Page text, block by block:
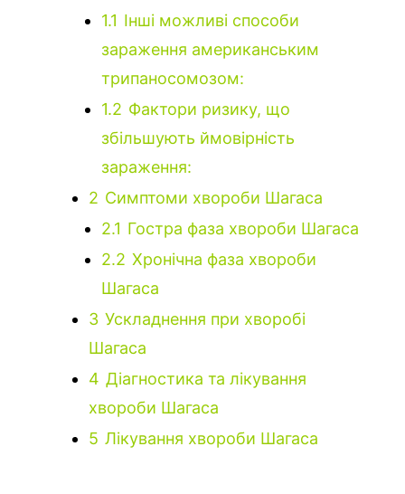
1.1 Інші можливі способи
зараження американським
трипаносомозом:
1.2 Фактори ризику, що
збільшують ймовірність
зараження:
2 Симптоми хвороби Шагаса
2.1 Гостра фаза хвороби Шагаса
2.2 Хронічна фаза хвороби
Шагаса
3 Ускладнення при хворобі
Шагаса
4 Діагностика та лікування
хвороби Шагаса
5 Лікування хвороби Шагаса